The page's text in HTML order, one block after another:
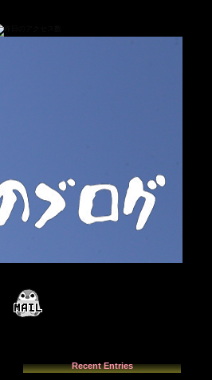
Recent Entries